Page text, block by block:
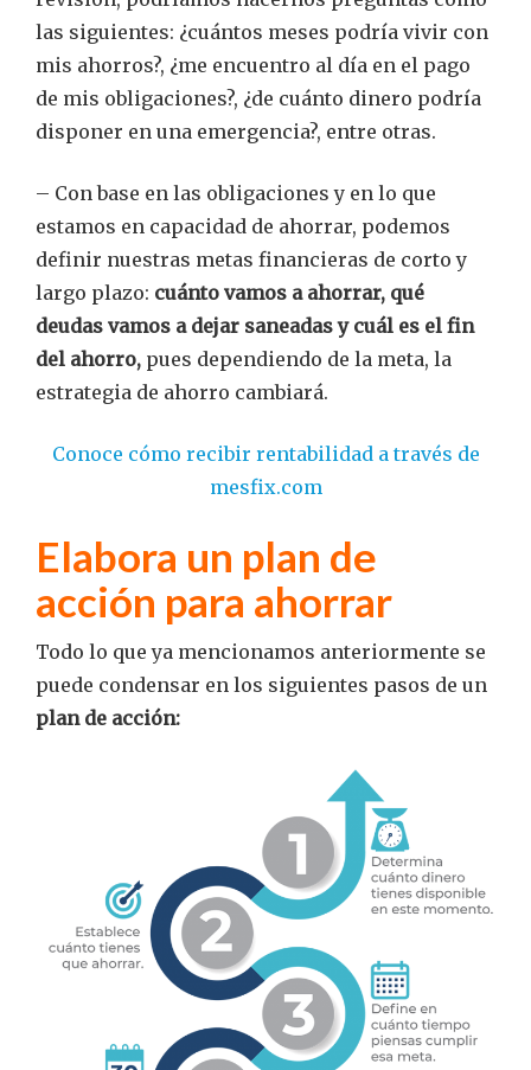
las siguientes: ¿cuántos meses podría vivir con
mis ahorros?, ¿me encuentro al día en el pago
de mis obligaciones?, ¿de cuánto dinero podría
disponer en una emergencia?, entre otras.
– Con base en las obligaciones y en lo que
estamos en capacidad de ahorrar, podemos
definir nuestras metas financieras de corto y
largo plazo: cuánto vamos a ahorrar, qué
deudas vamos a dejar saneadas y cuál es el fin
del ahorro, pues dependiendo de la meta, la
estrategia de ahorro cambiará.
Conoce cómo recibir rentabilidad a través de
mesfix.com
Elabora un plan de
acción para ahorrar
Todo lo que ya mencionamos anteriormente se
puede condensar en los siguientes pasos de un
plan de acción: